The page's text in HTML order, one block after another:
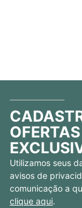
Utilizamos seus
avisos de
comunicação a
clique aqui.